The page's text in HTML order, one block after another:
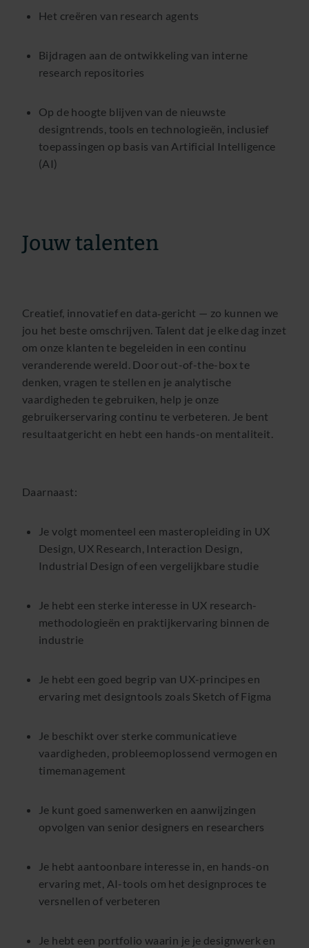
Het creëren van research agents
Bijdragen aan de ontwikkeling van interne
research repositories
Op de hoogte blijven van de nieuwste
designtrends, tools en technologieën, inclusief
toepassingen op basis van Artificial Intelligence
(AI)
Jouw talenten
Creatief, innovatief en data‑gericht — zo kunnen we
jou het beste omschrijven. Talent dat je elke dag inzet
om onze klanten te begeleiden in een continu
veranderende wereld. Door out-of-the-box te
denken, vragen te stellen en je analytische
vaardigheden te gebruiken, help je onze
gebruikerservaring continu te verbeteren. Je bent
resultaatgericht en hebt een hands-on mentaliteit.
Daarnaast:
Je volgt momenteel een masteropleiding in UX
Design, UX Research, Interaction Design,
Industrial Design of een vergelijkbare studie
Je hebt een sterke interesse in UX research-
methodologieën en praktijkervaring binnen de
industrie
Je hebt een goed begrip van UX-principes en
ervaring met designtools zoals Sketch of Figma
Je beschikt over sterke communicatieve
vaardigheden, probleemoplossend vermogen en
timemanagement
Je kunt goed samenwerken en aanwijzingen
opvolgen van senior designers en researchers
Je hebt aantoonbare interesse in, en hands-on
ervaring met, AI-tools om het designproces te
versnellen of verbeteren
Je hebt een portfolio waarin je je designwerk en